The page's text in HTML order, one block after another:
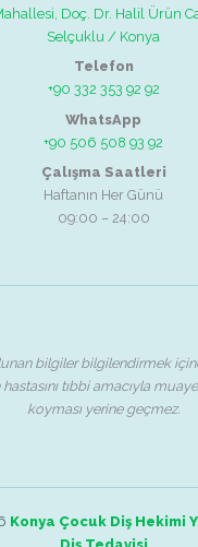
Doç. Dr. Halil Ürün
Selçuklu / Konya
Telefon
+90 332 353 92 92
WhatsApp
+90 506 508 93 92
Çalışma Saatleri
Haftanın Her Günü
09:00 – 24:00
bilgiler bilgilendirmek
tıbbi amacıyla
koyması yerine geçmez.
Konya Çocuk Diş Hekimi